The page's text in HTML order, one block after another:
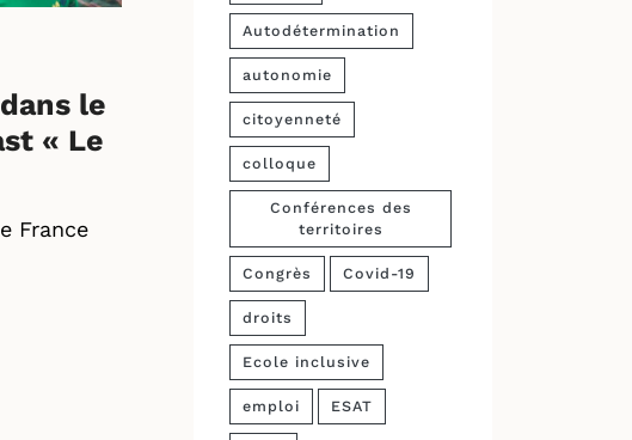
le
« Le
France
Autodétermination
autonomie
citoyenneté
colloque
Conférences des
territoires
Congrès Covid-19
droits
Ecole inclusive
emploi ESAT